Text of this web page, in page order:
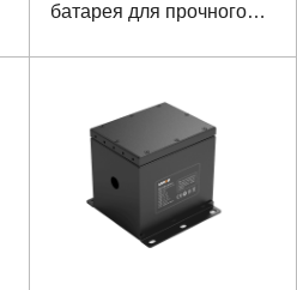
батарея для прочного